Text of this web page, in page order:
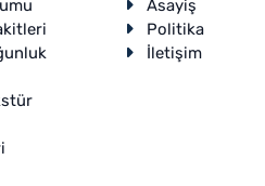
Asayiş
Politika
İletişim